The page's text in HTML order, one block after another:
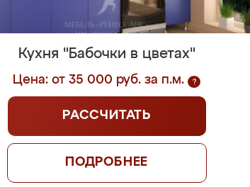
Кухня "Бабочки в цветах"
Цена: от 35 000 руб. за п.м. ?
РАССЧИТАТЬ
ПОДРОБНЕЕ